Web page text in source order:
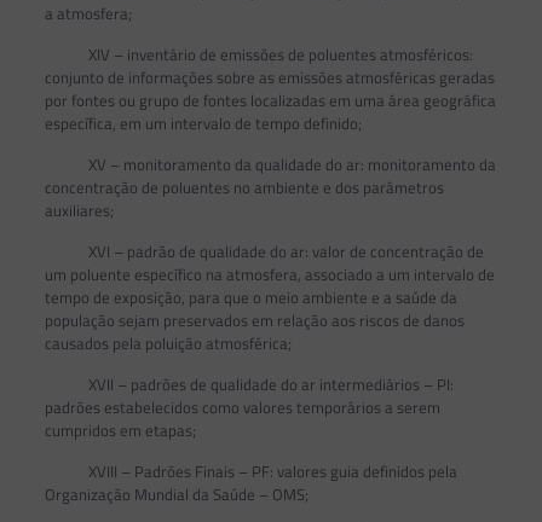
a atmosfera;
XIV – inventário de emissões de poluentes atmosféricos:
conjunto de informações sobre as emissões atmosféricas geradas
por fontes ou grupo de fontes localizadas em uma área geográfica
específica, em um intervalo de tempo definido;
XV – monitoramento da qualidade do ar: monitoramento da
concentração de poluentes no ambiente e dos parâmetros
auxiliares;
XVI – padrão de qualidade do ar: valor de concentração de
um poluente específico na atmosfera, associado a um intervalo de
tempo de exposição, para que o meio ambiente e a saúde da
população sejam preservados em relação aos riscos de danos
causados pela poluição atmosférica;
XVII – padrões de qualidade do ar intermediários – PI:
padrões estabelecidos como valores temporários a serem
cumpridos em etapas;
XVIII – Padrões Finais – PF: valores guia definidos pela
Organização Mundial da Saúde – OMS;